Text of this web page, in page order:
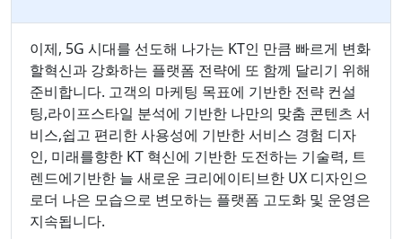
이제, 5G 시대를 선도해 나가는 KT인 만큼 빠르게 변화
할혁신과 강화하는 플랫폼 전략에 또 함께 달리기 위해
준비합니다. 고객의 마케팅 목표에 기반한 전략 컨설
팅,라이프스타일 분석에 기반한 나만의 맞춤 콘텐츠 서
비스,쉽고 편리한 사용성에 기반한 서비스 경험 디자
인, 미래를향한 KT 혁신에 기반한 도전하는 기술력, 트
렌드에기반한 늘 새로운 크리에이티브한 UX 디자인으
로더 나은 모습으로 변모하는 플랫폼 고도화 및 운영은
지속됩니다.